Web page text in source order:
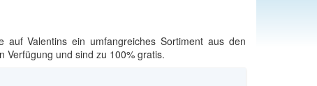
auf Valentins ein umfangreiches Sortiment aus den
Verfügung und sind zu 100% gratis.